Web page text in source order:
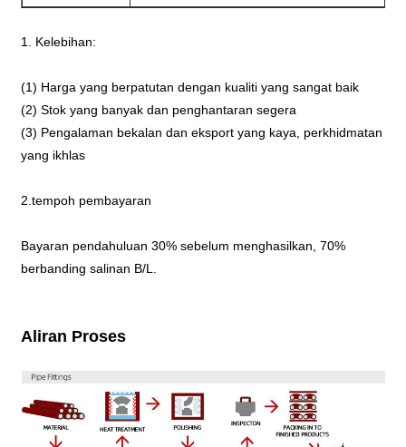
1. Kelebihan:
(1) Harga yang berpatutan dengan kualiti yang sangat baik
(2) Stok yang banyak dan penghantaran segera
(3) Pengalaman bekalan dan eksport yang kaya, perkhidmatan
yang ikhlas
2.tempoh pembayaran
Bayaran pendahuluan 30% sebelum menghasilkan, 70%
berbanding salinan B/L.
Aliran Proses